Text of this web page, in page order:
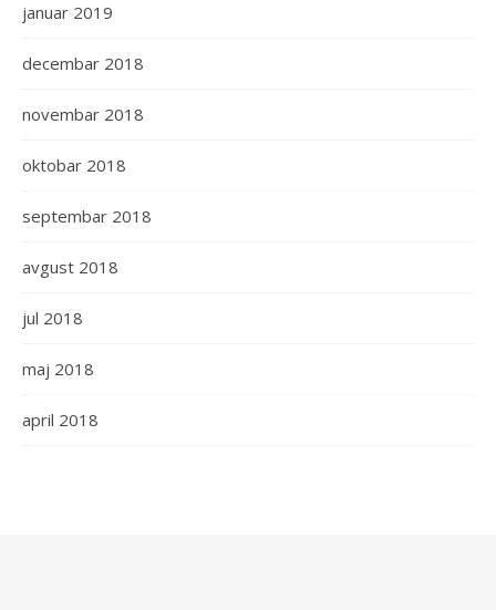
januar 2019
decembar 2018
novembar 2018
oktobar 2018
septembar 2018
avgust 2018
jul 2018
maj 2018
april 2018